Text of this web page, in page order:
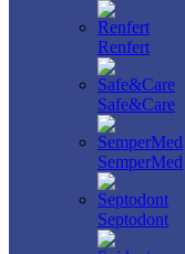
Renfert
Safe&Care
SemperMed
Septodont